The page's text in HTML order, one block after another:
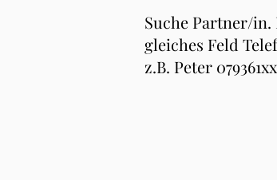
Suche Partner/
gleiches Feld
z.B. Peter